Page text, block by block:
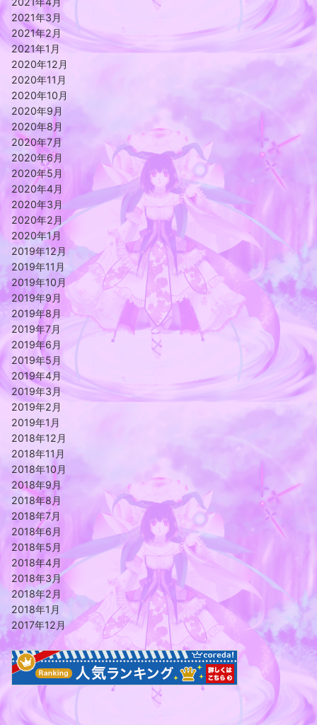
2021年3月
2021年2月
2021年1月
2020年12月
2020年11月
2020年10月
2020年9月
2020年8月
2020年7月
2020年6月
2020年5月
2020年4月
2020年3月
2020年2月
2020年1月
2019年12月
2019年11月
2019年10月
2019年9月
2019年8月
2019年7月
2019年6月
2019年5月
2019年4月
2019年3月
2019年2月
2019年1月
2018年12月
2018年11月
2018年10月
2018年9月
2018年8月
2018年7月
2018年6月
2018年5月
2018年4月
2018年3月
2018年2月
2018年1月
2017年12月